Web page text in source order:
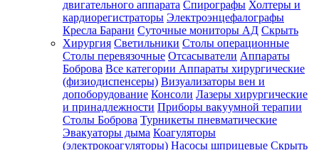
двигательного аппарата Спирографы Холтеры и
кардиорегистраторы Электроэнцефалографы
Кресла Барани Суточные мониторы АД Скрыть
Хирургия Светильники Столы операционные
Столы перевязочные Отсасыватели Аппараты
Боброва Все категории Аппараты хирургические
(физиодиспенсеры) Визуализаторы вен и
допоборудование Консоли Лазеры хирургические
и принадлежности Приборы вакуумной терапии
Столы Боброва Турникеты пневматические
Эвакуаторы дыма Коагуляторы
(электрокоагуляторы) Насосы шприцевые Скрыть